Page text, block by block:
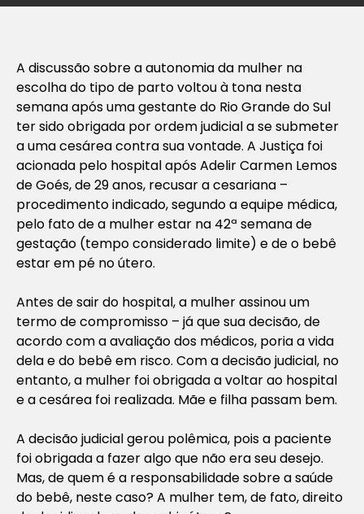
A discussão sobre a autonomia da mulher na
escolha do tipo de parto voltou à tona nesta
semana após uma gestante do Rio Grande do Sul
ter sido obrigada por ordem judicial a se submeter
a uma cesárea contra sua vontade. A Justiça foi
acionada pelo hospital após Adelir Carmen Lemos
de Goés, de 29 anos, recusar a cesariana –
procedimento indicado, segundo a equipe médica,
pelo fato de a mulher estar na 42ª semana de
gestação (tempo considerado limite) e de o bebê
estar em pé no útero.
Antes de sair do hospital, a mulher assinou um
termo de compromisso – já que sua decisão, de
acordo com a avaliação dos médicos, poria a vida
dela e do bebê em risco. Com a decisão judicial, no
entanto, a mulher foi obrigada a voltar ao hospital
e a cesárea foi realizada. Mãe e filha passam bem.
A decisão judicial gerou polêmica, pois a paciente
foi obrigada a fazer algo que não era seu desejo.
Mas, de quem é a responsabilidade sobre a saúde
do bebê, neste caso? A mulher tem, de fato, direito